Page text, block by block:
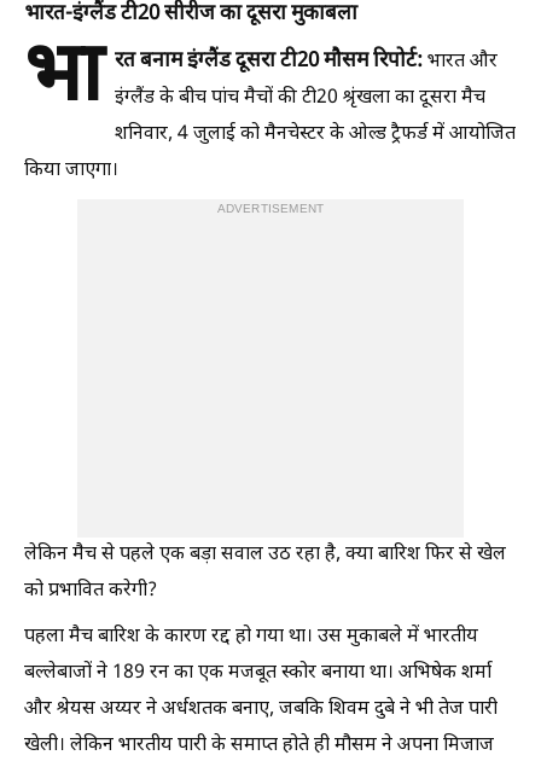
भारत-इंग्लैंड टी20 सीरीज का दूसरा मुकाबला
भा रत बनाम इंग्लैंड दूसरा टी20 मौसम रिपोर्ट:भारत और
इंग्लैंड के बीच पांच मैचों की टी20 श्रृंखला का दूसरा मैच
शनिवार, 4 जुलाई को मैनचेस्टर के ओल्ड ट्रैफर्ड में आयोजित
किया जाएगा।
ADVERTISEMENT
लेकिन मैच से पहले एक बड़ा सवाल उठ रहा है, क्या बारिश फिर से खेल
को प्रभावित करेगी?
पहला मैच बारिश के कारण रद्द हो गया था। उस मुकाबले में भारतीय
बल्लेबाजों ने 189 रन का एक मजबूत स्कोर बनाया था। अभिषेक शर्मा
और श्रेयस अय्यर ने अर्धशतक बनाए, जबकि शिवम दुबे ने भी तेज पारी
खेली। लेकिन भारतीय पारी के समाप्त होते ही मौसम ने अपना मिजाज